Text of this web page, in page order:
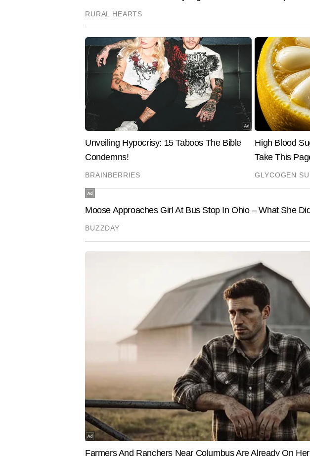
उनकी लेखन शैली शहर की नब्ज पकड़ते हुए ऐसे कंटेंट पर केंद्रित रहती है, जो
End of Article